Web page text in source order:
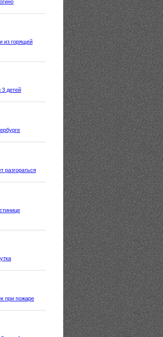
из горящей
3 детей
разгораться
при пожаре